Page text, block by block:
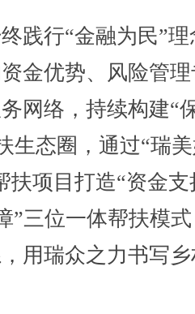
行“金融为民”理
金优势、风险管
网络，持续构建“
生态圈，通过“瑞
扶项目打造“资金支
”三位一体帮扶模
用瑞众之力书写